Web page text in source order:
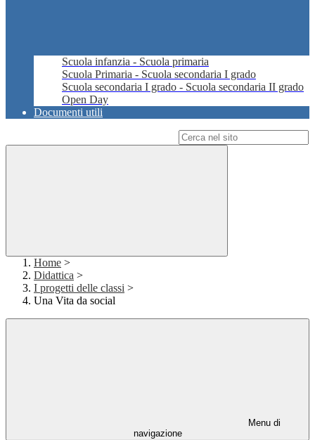
Scuola infanzia - Scuola primaria
Scuola Primaria - Scuola secondaria I grado
Scuola secondaria I grado - Scuola secondaria II grado
Open Day
Documenti utili
Home >
Didattica >
I progetti delle classi >
Una Vita da social
Menu di
navigazione